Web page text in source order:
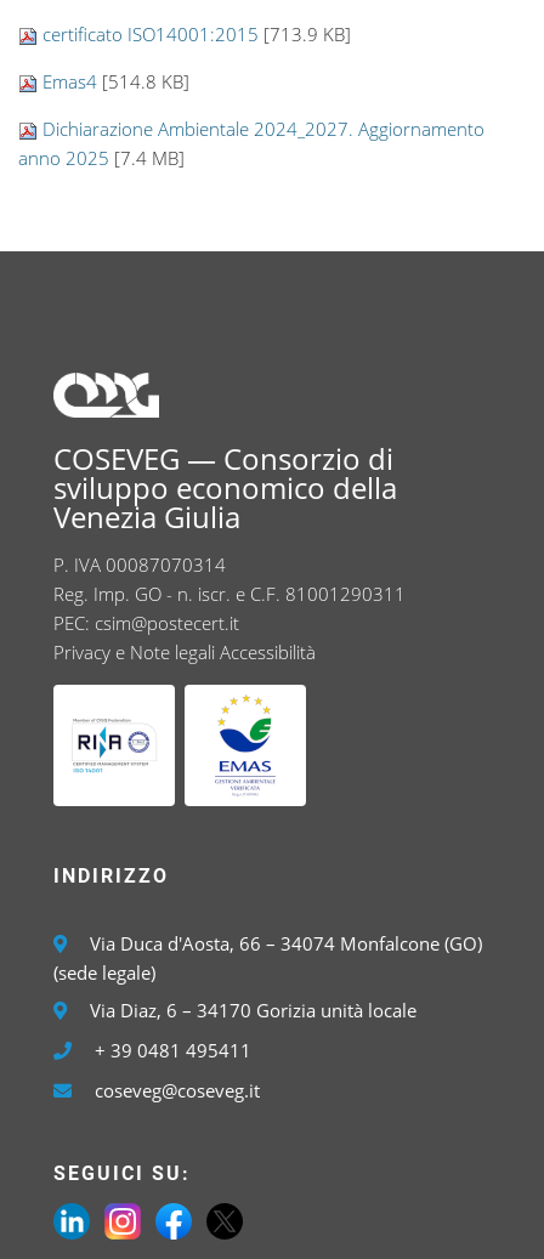
certificato ISO14001:2015 [713.9 KB]
Emas4 [514.8 KB]
Dichiarazione Ambientale 2024_2027. Aggiornamento
anno 2025 [7.4 MB]
COSEVEG — Consorzio di
sviluppo economico della
Venezia Giulia
P. IVA 00087070314
Reg. Imp. GO - n. iscr. e C.F. 81001290311
PEC: csim@postecert.it
Privacy e Note legali Accessibilità
INDIRIZZO
Via Duca d'Aosta, 66 – 34074 Monfalcone (GO)
(sede legale)
Via Diaz, 6 – 34170 Gorizia unità locale
+ 39 0481 495411
coseveg@coseveg.it
SEGUICI SU: